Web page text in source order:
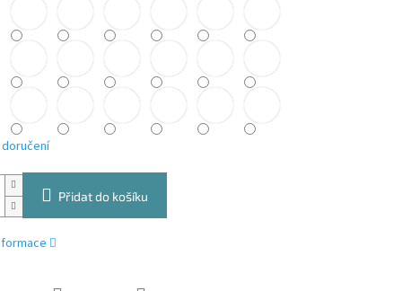
Přidat do košíku